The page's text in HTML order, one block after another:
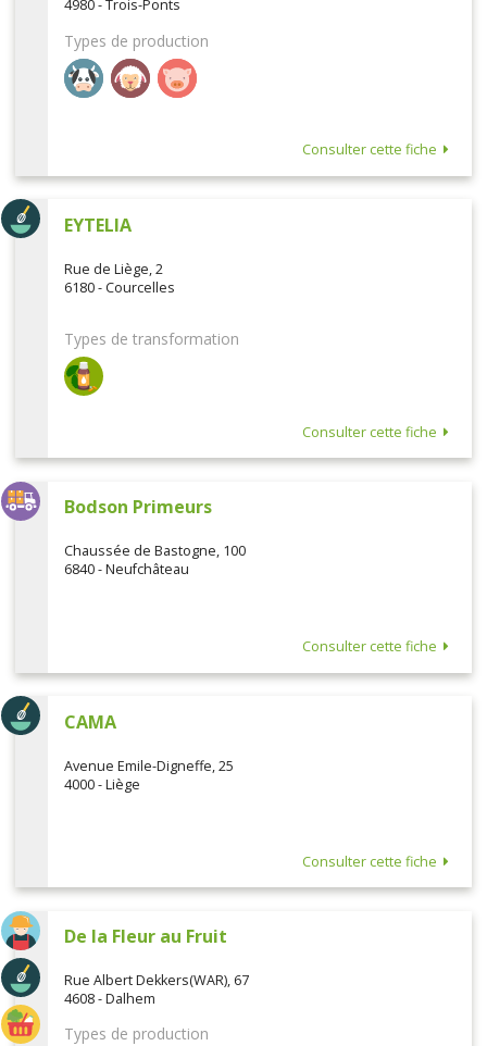
4980 - Trois-Ponts
Types de production
Consulter cette fiche
EYTELIA
Rue de Liège, 2
6180 - Courcelles
Types de transformation
Consulter cette fiche
Bodson Primeurs
Chaussée de Bastogne, 100
6840 - Neufchâteau
Consulter cette fiche
CAMA
Avenue Emile-Digneffe, 25
4000 - Liège
Consulter cette fiche
De la Fleur au Fruit
Rue Albert Dekkers(WAR), 67
4608 - Dalhem
Types de production